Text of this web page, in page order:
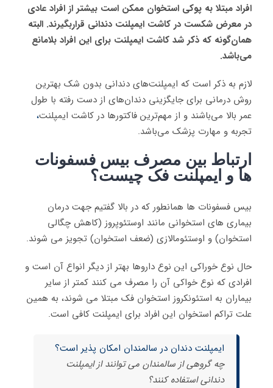
افراد مبتلا به پوکی استخوان ممکن است بیشتر از افراد عادی
در معرض شکست در کاشت ایمپلنت دندانی قراربگیرند. البته
همان‌گونه که ذکر شد کاشت ایمپلنت برای این افراد بلامانع
می‌باشد.
لازم به ذکر است که ایمپلنت‌های دندانی بدون شک بهترین
روش درمانی برای جایگزینی دندان‌های از دست رفته با طول
عمر بالا می‌باشند و از مهم‌ترین فاکتور‌ها در کاشت ایمپلنت،
تجربه و مهارت پزشک می‌باشد.
ارتباط بین مصرف بیس فسفونات
ها و ایمپلنت فک چیست؟
بیس فسفونات ها همانطور که در بالا گفتیم جهت درمان
بیماری های استخوانی مانند اوستئوپروز (کاهش چگالی
استخوان) و اوستئومالازی (ضعف استخوان) تجویز می شوند.
حال نوع خوراکی این نوع داروها بهتر از دیگر انواع آن است و
افرادی که نوع خواکی آن را مصرف می کنند کمتر از سایر
بیماران به استئونکروز استخوان فک مبتلا می شوند، به همین
علت تراکم استخوان این افراد برای ایمپلنت کافی است.
ایمپلنت دندان در سالمندان امکان پذیر است؟
چه گروهی از سالمندان می توانند از ایمپلنت
دندانی استفاده کنند؟